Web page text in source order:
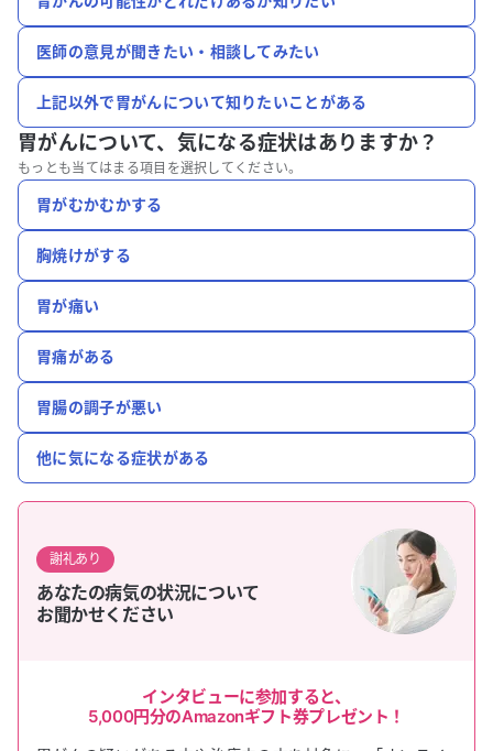
医師の意見が聞きたい・相談してみたい
上記以外で胃がんについて知りたいことがある
胃がんについて、 気になる症状はありますか？
もっとも当てはまる項目を選択してください。
胃がむかむかする
胸焼けがする
胃が痛い
胃痛がある
胃腸の調子が悪い
他に気になる症状がある
謝礼あり
あなたの病気の状況について
お聞かせください
インタビューに参加すると、
5,000円分のAmazonギフト券プレゼント！